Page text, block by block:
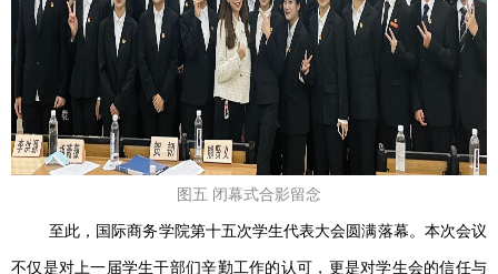
图五 闭幕式合影留念
至此，国际商务学院第十五次学生代表大会圆满落幕。本次会议
不仅是对上一届学生干部们辛勤工作的认可，更是对学生会的信任与